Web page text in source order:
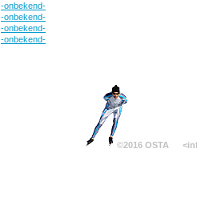
-onbekend-
-onbekend-
-onbekend-
-onbekend-
©2016 OSTA